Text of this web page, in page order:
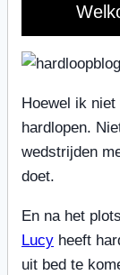
Hoewel ik
hardlopen.
wedstrijden
doet.
En na het
Lucy heeft
uit bed te